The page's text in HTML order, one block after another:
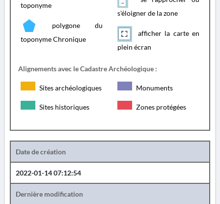
toponyme
polygone du
toponyme Chronique
s'éloigner de la zone
afficher la carte en
plein écran
Alignements avec le Cadastre Archéologique :
Sites archéologiques Monuments
Sites historiques Zones protégées
Date de création
2022-01-14 07:12:54
Dernière modification